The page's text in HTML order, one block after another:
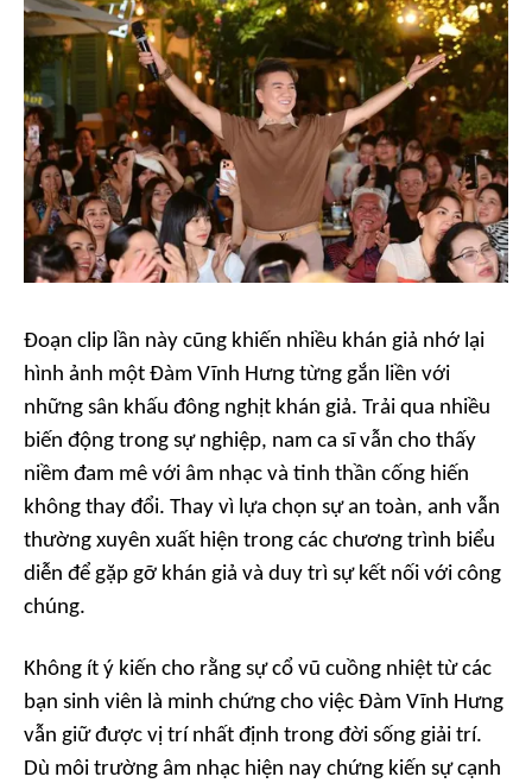
Đoạn clip lần này cũng khiến nhiều khán giả nhớ lại
hình ảnh một Đàm Vĩnh Hưng từng gắn liền với
những sân khấu đông nghịt khán giả. Trải qua nhiều
biến động trong sự nghiệp, nam ca sĩ vẫn cho thấy
niềm đam mê với âm nhạc và tinh thần cống hiến
không thay đổi. Thay vì lựa chọn sự an toàn, anh vẫn
thường xuyên xuất hiện trong các chương trình biểu
diễn để gặp gỡ khán giả và duy trì sự kết nối với công
chúng.
Không ít ý kiến cho rằng sự cổ vũ cuồng nhiệt từ các
bạn sinh viên là minh chứng cho việc Đàm Vĩnh Hưng
vẫn giữ được vị trí nhất định trong đời sống giải trí.
Dù môi trường âm nhạc hiện nay chứng kiến sự cạnh